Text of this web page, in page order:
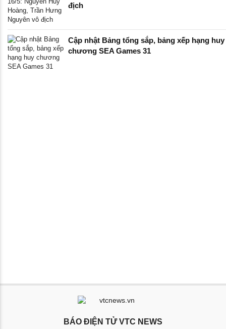
địch
Cập nhật Bảng tổng sắp, bảng xếp hạng huy
chương SEA Games 31
BÁO ĐIỆN TỬ VTC NEWS